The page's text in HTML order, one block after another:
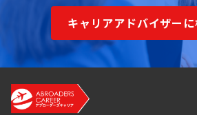
キャリアアドバイザー